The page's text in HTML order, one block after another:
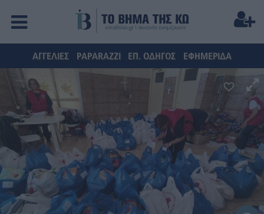
ΑΓΓΕΛΙΕΣ PAPARAZZI ΕΠ. ΟΔΗΓΟΣ ΕΦΗΜΕΡΙΔΑ